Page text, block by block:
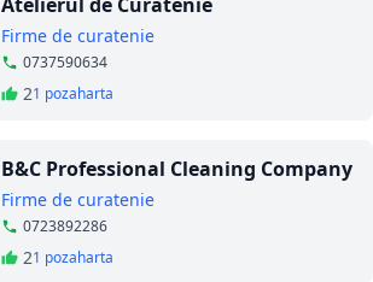
Atelierul de Curatenie
Firme de curatenie
0737590634
21 pozaharta
B&C Professional Cleaning Company
Firme de curatenie
0723892286
21 pozaharta